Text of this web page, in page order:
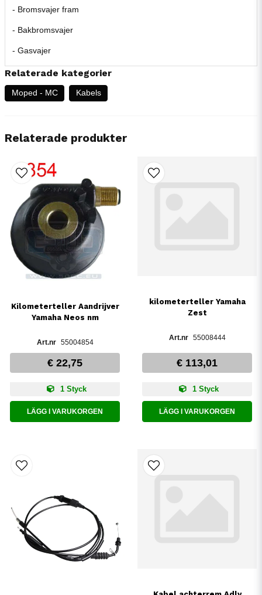
- Bromsvajer fram
- Bakbromsvajer
- Gasvajer
Relaterade kategorier
Moped - MC Kabels
Relaterade produkter
Kilometerteller Aandrijver
Yamaha Neos nm
55004854
€ 22,75
1 Styck
LÄGG I VARUKORGEN
kilometerteller Yamaha
Zest
55008444
€ 113,01
1 Styck
LÄGG I VARUKORGEN